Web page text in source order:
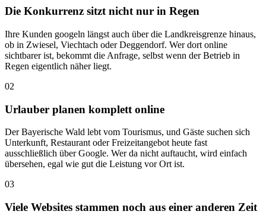
Die Konkurrenz sitzt nicht nur in Regen
Ihre Kunden googeln längst auch über die Landkreisgrenze hinaus,
ob in Zwiesel, Viechtach oder Deggendorf. Wer dort online
sichtbarer ist, bekommt die Anfrage, selbst wenn der Betrieb in
Regen eigentlich näher liegt.
02
Urlauber planen komplett online
Der Bayerische Wald lebt vom Tourismus, und Gäste suchen sich
Unterkunft, Restaurant oder Freizeitangebot heute fast
ausschließlich über Google. Wer da nicht auftaucht, wird einfach
übersehen, egal wie gut die Leistung vor Ort ist.
03
Viele Websites stammen noch aus einer anderen Zeit